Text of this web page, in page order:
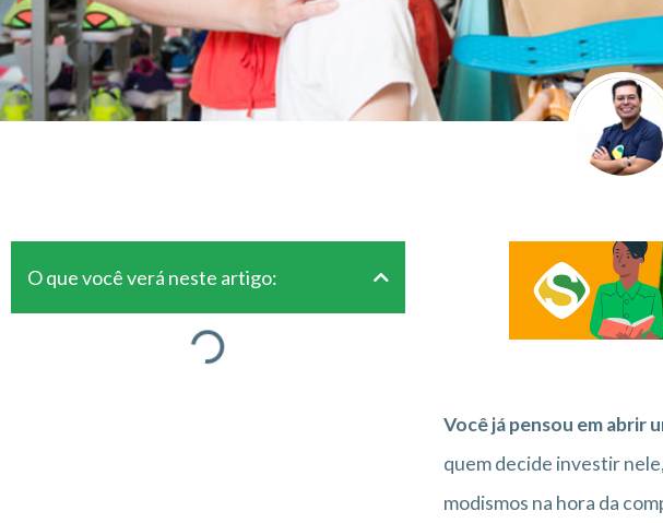
O que você verá neste artigo:
Você já pensou em abrir
quem decide investir
modismos na hora da